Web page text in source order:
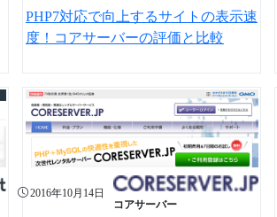
PHP7対応で向上するサイトの表示速
度！コアサーバーの評価と比較
2016年10月14日
コアサーバー